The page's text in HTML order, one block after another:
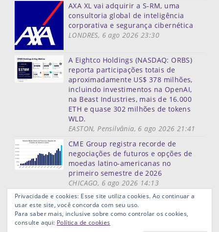
AXA XL vai adquirir a S-RM, uma
consultoria global de inteligência
corporativa e segurança cibernética
LONDRES, 6 ago 2026 23:30
A Eightco Holdings (NASDAQ: ORBS)
reporta participações totais de
aproximadamente US$ 378 milhões,
incluindo investimentos na OpenAI,
na Beast Industries, mais de 16.000
ETH e quase 302 milhões de tokens
WLD.
EASTON, Pensilvânia, 6 ago 2026 21:41
CME Group registra recorde de
negociações de futuros e opções de
moedas latino-americanas no
primeiro semestre de 2026
CHICAGO, 6 ago 2026 14:13
Mais notícias
Mapa do site Termos de usoPrivacidadeLinks ùteis
Privacidade e cookies: Esse site utiliza cookies. Ao continuar a
usar este site, você concorda com seu uso.
Para saber mais, inclusive sobre como controlar os cookies,
consulte aqui: Política de cookies